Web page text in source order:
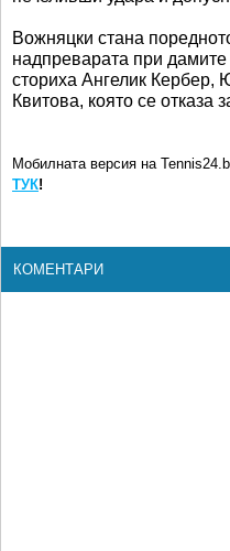
Вожняцки стана
надпреварата при
сториха Ангелик Кербер,
Квитова, която се отказа
Мобилната версия на
ТУК!
КОМЕНТАРИ